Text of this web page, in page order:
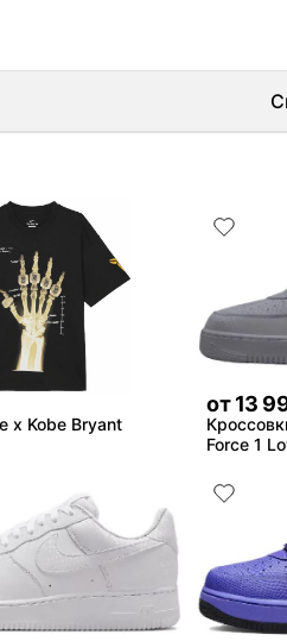
x Kobe Bryant
от 13
Force 1